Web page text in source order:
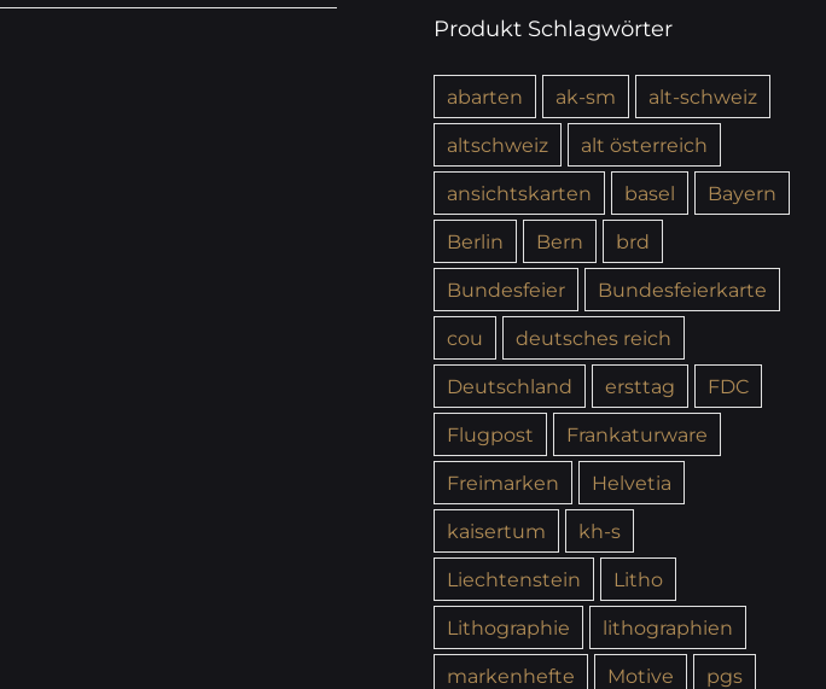
Produkt Schlagwörter
abarten ak-sm
alt-schweiz
altschweiz
alt österreich
ansichtskarten
basel
Bayern
Berlin
Bern
brd
Bundesfeier
Bundesfeierkarte
cou
deutsches reich
Deutschland
ersttag
FDC
Flugpost
Frankaturware
Freimarken
Helvetia
kaisertum
kh-s
Liechtenstein
Litho
Lithographie
lithographien
markenhefte
Motive
pgs